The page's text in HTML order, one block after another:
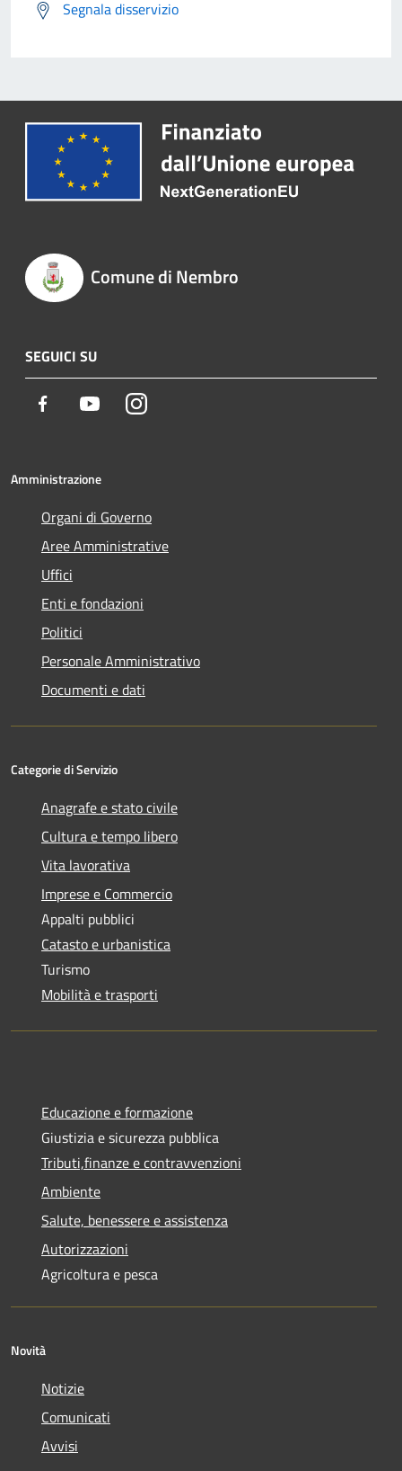
Segnala disservizio
Comune di Nembro
SEGUICI SU
Facebook YoutubeInstagram
Amministrazione
Organi di Governo
Aree Amministrative
Uffici
Enti e fondazioni
Politici
Personale Amministrativo
Documenti e dati
Categorie di Servizio
Anagrafe e stato civile
Cultura e tempo libero
Vita lavorativa
Imprese e Commercio
Appalti pubblici
Catasto e urbanistica
Turismo
Mobilità e trasporti
Educazione e formazione
Giustizia e sicurezza pubblica
Tributi,finanze e contravvenzioni
Ambiente
Salute, benessere e assistenza
Autorizzazioni
Agricoltura e pesca
Novità
Notizie
Comunicati
Avvisi